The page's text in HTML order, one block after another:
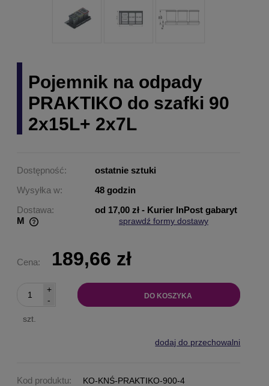
Pojemnik na odpady
PRAKTIKO do szafki 90
2x15L+ 2x7L
Dostępność:
ostatnie sztuki
Wysyłka w:
48 godzin
Dostawa:
od 17,00 zł - Kurier InPost gabaryt
M
sprawdź formy dostawy
Cena: 189,66 zł
-
+
szt.
DO KOSZYKA
dodaj do przechowalni
Kod produktu: KO-KNŚ-PRAKTIKO-900-4